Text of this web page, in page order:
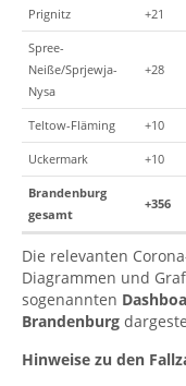
Prignitz +21
Spree-
Neiße/Sprjewja-
Nysa
+28
Teltow-Fläming +10
Uckermark +10
Brandenburg
gesamt
+356
Die relevanten
Diagrammen und
sogenannten
Brandenburg
Hinweise zu den